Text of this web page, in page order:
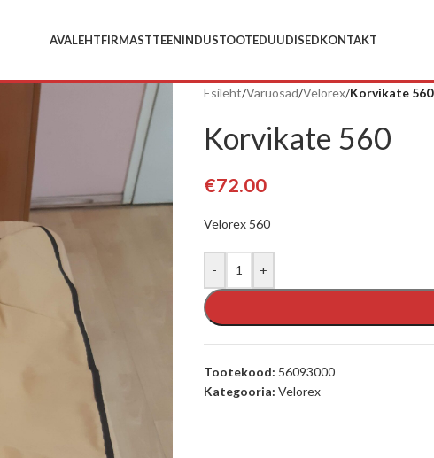
AVALEHTFIRMASTTEENINDUSTOOTEDUUDISEDKONTAKT
Esileht/Varuosad/Velorex/Korvikate 560
Korvikate 560
€72.00
Velorex 560
- +
Tootekood: 56093000
Kategooria: Velorex